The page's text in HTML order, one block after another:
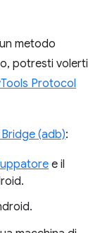
metodo
potresti volerti
Protocol
(adb):
e il